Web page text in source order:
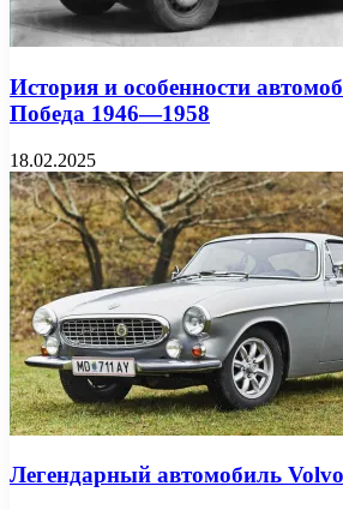
История и особенности
Победа 1946—1958
18.02.2025
Легендарный автомобиль